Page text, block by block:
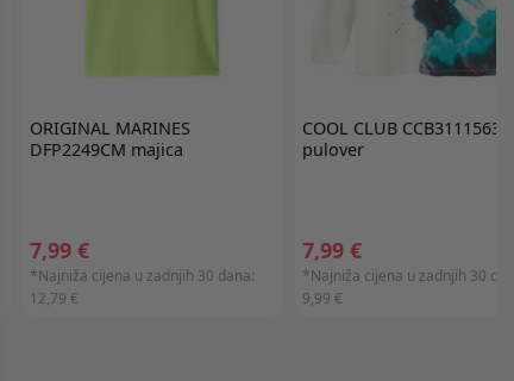
ORIGINAL MARINES
DFP2249CM majica
7,99 €
*Najniža cijena u zadnjih 30 dana:
12,79 €
COOL CLUB CCB3111563
pulover
7,99 €
*Najniža cijena u zadnjih 30
9,99 €